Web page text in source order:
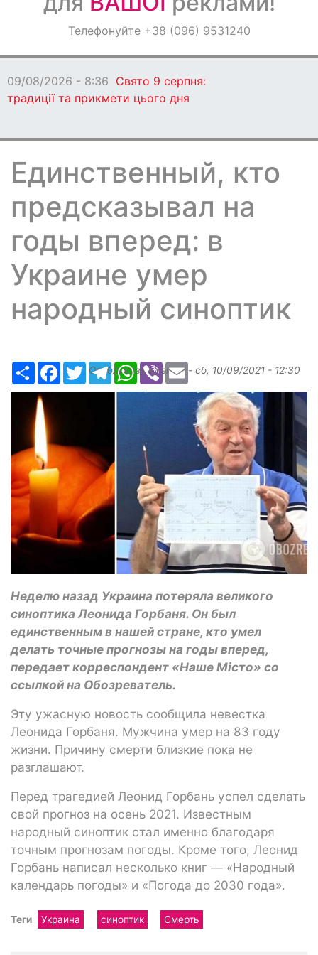
ОголошенняТелефонуйте +38 (096) 9531240
9 серпня:
цього дня
Единственный, кто
предсказывал на
годы вперед: в
Украине умер
народный синоптик
РесурсFacebook
TwitterTelegramWhatsApp
ViberEmail
Опубликованоelena - сб, 10/09/2021 - 12:30
Неделю назад Украина потеряла великого
синоптика Леонида Горбаня. Он был
единственным в нашей стране, кто умел
делать точные прогнозы на годы вперед,
передает корреспондент «Наше Місто» со
ссылкой на Обозреватель.
Эту ужасную новость сообщила невестка
Леонида Горбаня. Мужчина умер на 83 году
жизни. Причину смерти близкие пока не
разглашают.
Перед трагедией Леонид Горбань успел сделать
свой прогноз на осень 2021. Известным
народный синоптик стал именно благодаря
точным прогнозам погоды. Кроме того, Леонид
Горбань написал несколько книг — «Народный
календарь погоды» и «Погода до 2030 года».
Теги Украина синоптик Смерть